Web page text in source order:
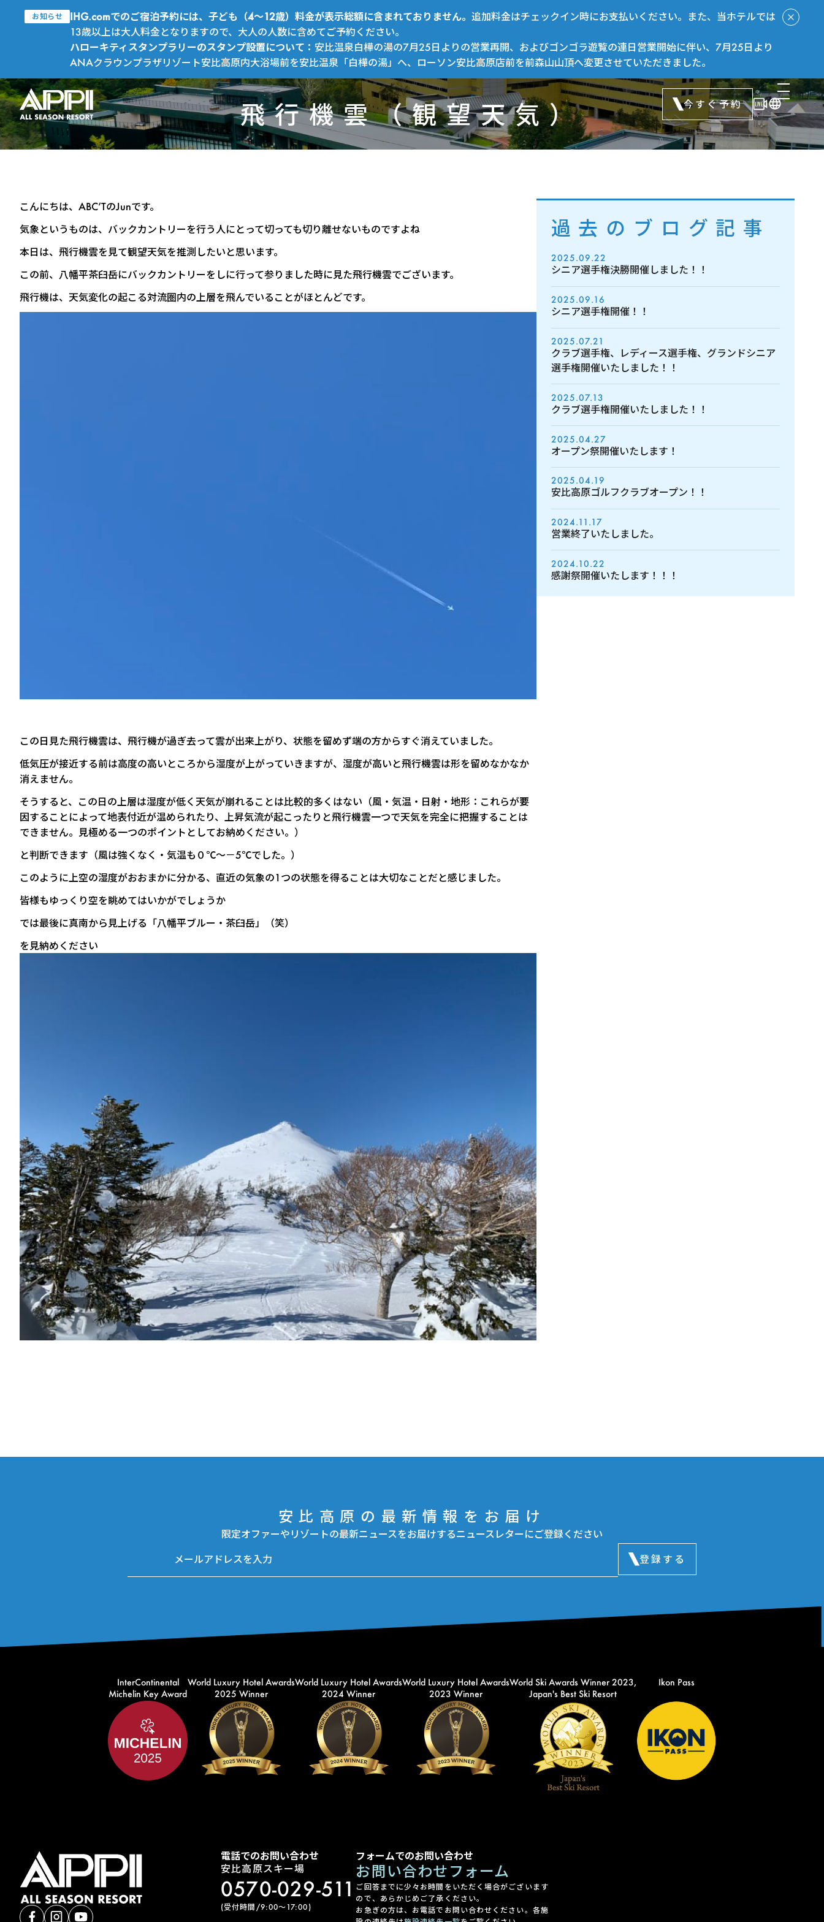
お知らせ IHG.comでのご宿泊予約には、子ども（4～12歳）料金が表示総額に含まれておりません。追加料金はチェックイン時にお支払いください。また、当ホテルでは
13歳以上は大人料金となりますので、大人の人数に含めてご予約ください。
ハローキティスタンプラリーのスタンプ設置について：安比温泉白樺の湯の7月25日よりの営業再開、およびゴンゴラ遊覧の連日営業開始に伴い、7月25日より
ANAクラウンプラザリゾート安比高原内大浴場前を安比温泉「白樺の湯」へ、ローソン安比高原店前を前森山山頂へ変更させていただきました。
今すぐ予約
飛行機雲（観望天気）
こんにちは、ABC’TのJunです。
気象というものは、バックカントリーを行う人にとって切っても切り離せないものですよね
本日は、飛行機雲を見て観望天気を推測したいと思います。
この前、八幡平茶臼岳にバックカントリーをしに行って参りました時に見た飛行機雲でございます。
飛行機は、天気変化の起こる対流圏内の上層を飛んでいることがほとんどです。
この日見た飛行機雲は、飛行機が過ぎ去って雲が出来上がり、状態を留めず端の方からすぐ消えていました。
低気圧が接近する前は高度の高いところから湿度が上がっていきますが、湿度が高いと飛行機雲は形を留めなかなか
消えません。
そうすると、この日の上層は湿度が低く天気が崩れることは比較的多くはない（風・気温・日射・地形：これらが要
因することによって地表付近が温められたり、上昇気流が起こったりと飛行機雲一つで天気を完全に把握することは
できません。見極める一つのポイントとしてお納めください。）
と判断できます（風は強くなく・気温も０℃～－5℃でした。）
このように上空の湿度がおおまかに分かる、直近の気象の1つの状態を得ることは大切なことだと感じました。
皆様もゆっくり空を眺めてはいかがでしょうか
では最後に真南から見上げる「八幡平ブルー・茶臼岳」（笑）
を見納めください
過去のブログ記事
2025.09.22
シニア選手権決勝開催しました！！
2025.09.16
シニア選手権開催！！
2025.07.21
クラブ選手権、レディース選手権、グランドシニア
選手権開催いたしました！！
2025.07.13
クラブ選手権開催いたしました！！
2025.04.27
オープン祭開催いたします！
2025.04.19
安比高原ゴルフクラブオープン！！
2024.11.17
営業終了いたしました。
2024.10.22
感謝祭開催いたします！！！
安比高原の最新情報をお届け
限定オファーやリゾートの最新ニュースをお届けするニュースレターにご登録ください
登録する
InterContinental
Michelin Key Award
World Luxury Hotel Awards
2025 Winner
World Luxury Hotel Awards
2024 Winner
World Luxury Hotel Awards
2023 Winner
World Ski Awards Winner 2023,
Japan's Best Ski Resort
Ikon Pass
電話でのお問い合わせ
安比高原スキー場
0570-029-511
(受付時間/9:00〜17:00)
フォームでのお問い合わせ
お問い合わせフォーム
ご回答までに少々お時間をいただく場合がございます
ので、あらかじめご了承ください。
お急ぎの方は、お電話でお問い合わせください。各施